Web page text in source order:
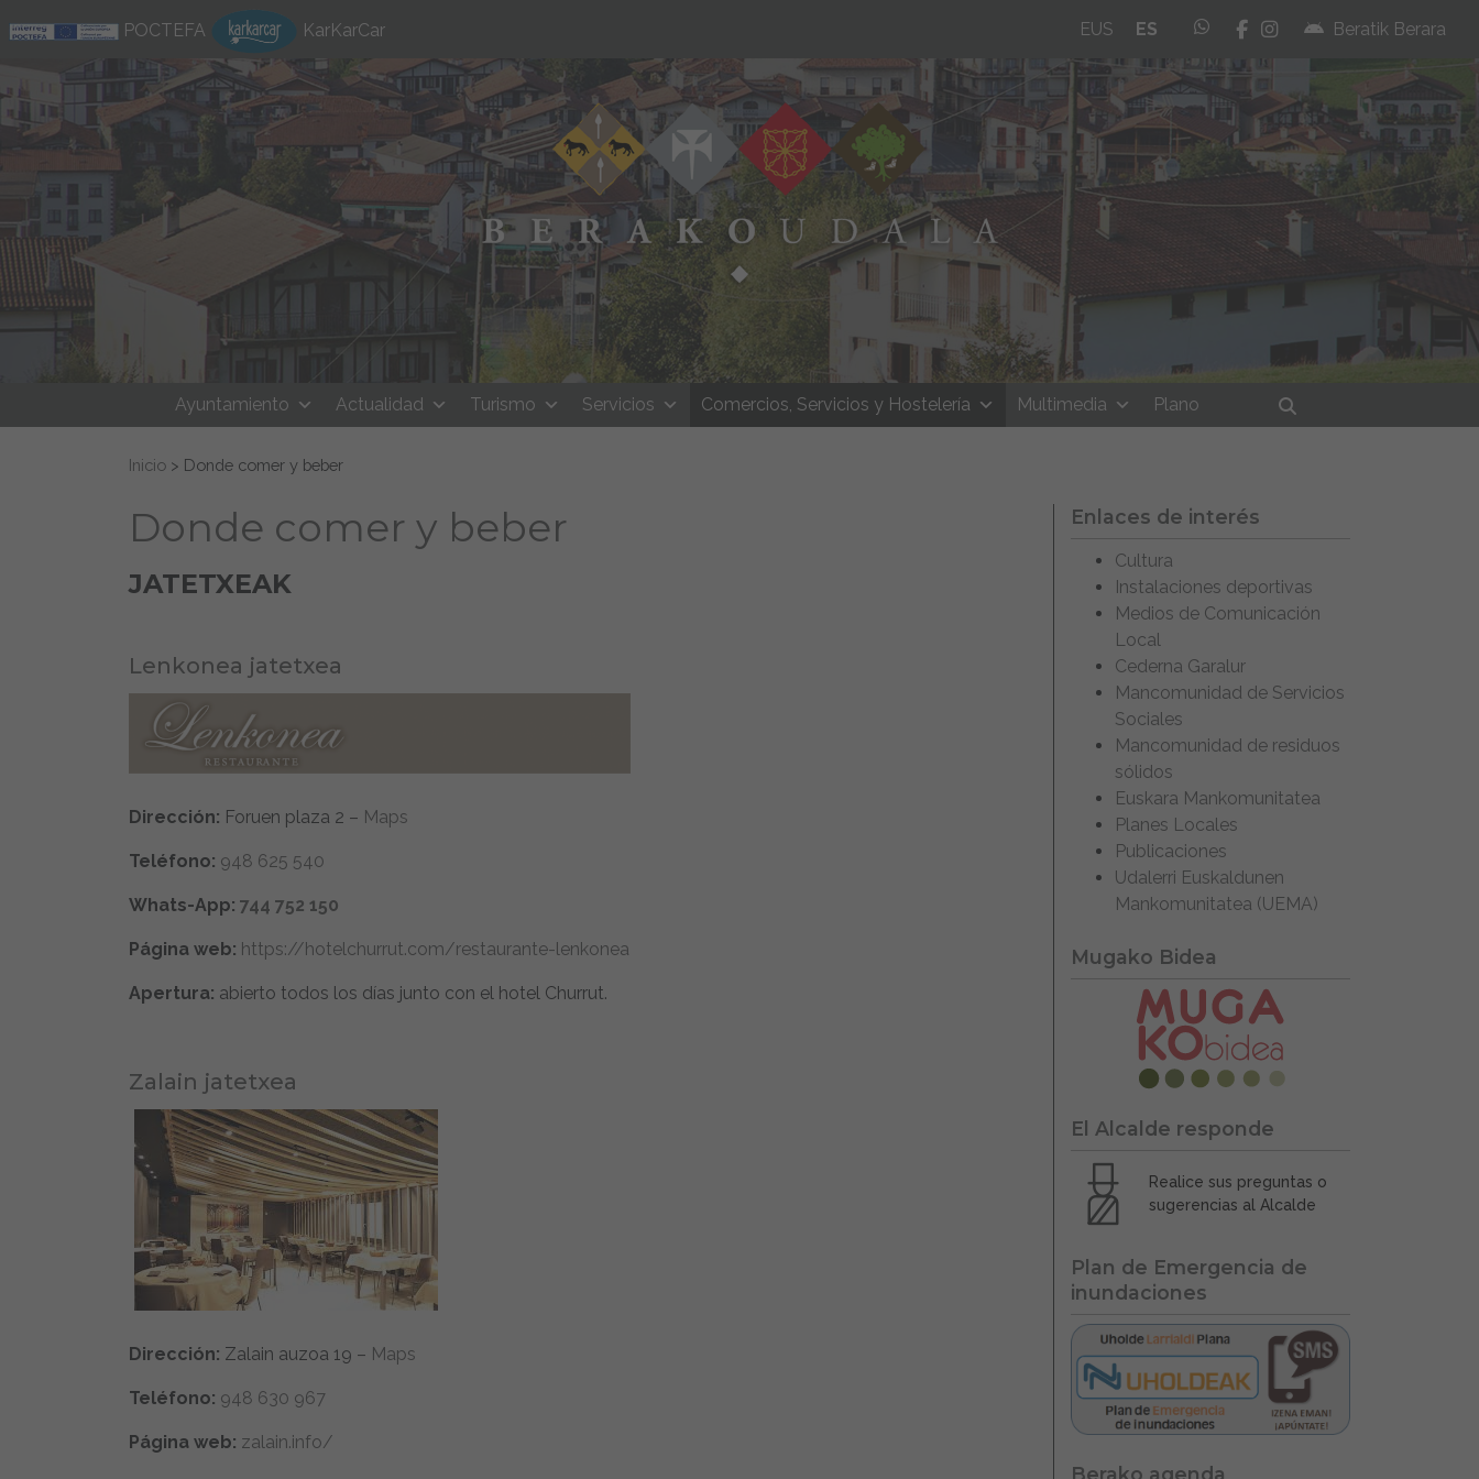
POCTEFA
KarKarCar EUS ES whatsapp
facebook
instagram
Beratik Berara
Ayuntamiento Actualidad Turismo Servicios Comercios, Servicios y Hostelería Multimedia
Plano
Buscar
Buscar:
Inicio > Donde comer y beber
Donde comer y beber
JATETXEAK
Lenkonea jatetxea
Dirección: Foruen plaza 2 – Maps
Teléfono: 948 625 540
Whats-App: 744 752 150
Página web: https://hotelchurrut.com/restaurante-lenkonea
Apertura: abierto todos los días junto con el hotel Churrut.
Zalain jatetxea
Dirección: Zalain auzoa 19 – Maps
Teléfono: 948 630 967
Página web: zalain.info/
Enlaces de interés
Cultura
Instalaciones deportivas
Medios de Comunicación
Local
Cederna Garalur
Mancomunidad de Servicios
Sociales
Mancomunidad de residuos
sólidos
Euskara Mankomunitatea
Planes Locales
Publicaciones
Udalerri Euskaldunen
Mankomunitatea (UEMA)
Mugako Bidea
El Alcalde responde
Realice sus preguntas o
sugerencias al Alcalde
Plan de Emergencia de
inundaciones